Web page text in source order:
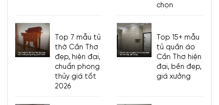
chọn
Top 7 mẫu tủ
thờ Cần Thơ
đẹp, hiện đại,
chuẩn phong
thủy giá tốt
2026
Top 15+ mẫu
tủ quần áo
Cần Thơ hiện
đại, bền đẹp,
giá xưởng